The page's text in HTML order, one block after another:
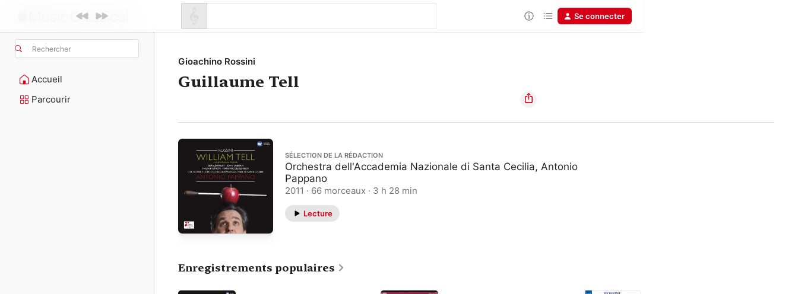
Rechercher
Accueil
Parcourir
Se connecter
Gioachino Rossini
Guillaume Tell
SÉLECTION DE LA RÉDACTION
Orchestra dell'Accademia Nazionale di Santa Cecilia, Antonio
Pappano
2011 · 66 morceaux · 3 h 28 min
Lecture
Enregistrements populaires